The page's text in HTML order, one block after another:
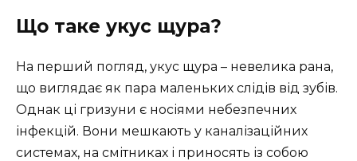
Що таке укус щура?
На перший погляд, укус щура – невелика рана,
що виглядає як пара маленьких слідів від зубів.
Однак ці гризуни є носіями небезпечних
інфекцій. Вони мешкають у каналізаційних
системах, на смітниках і приносять із собою